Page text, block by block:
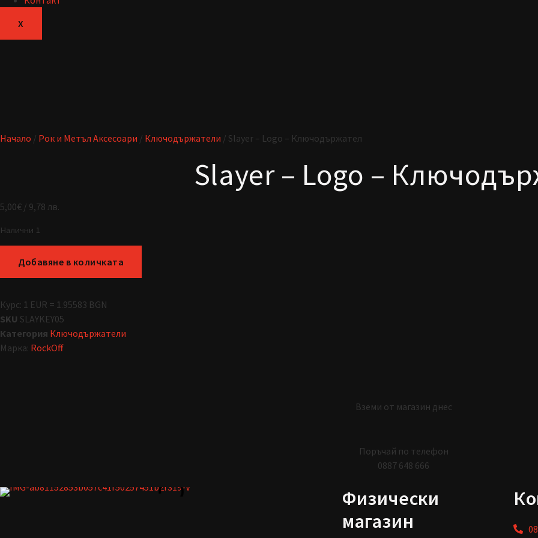
X
Начало / Рок и Метъл Аксесоари / Ключодържатели / Slayer – Logo – Ключодържател
Slayer – Logo –
5,00€ / 9,78 лв.
Налични 1
Добавяне в количката
Курс: 1 EUR = 1.95583 BGN
SKU SLAYKEY05
Категория Ключодържатели
Марка: RockOff
Вземи от магазин днес
Поръчай по телефон
0887 648 666
Физически
магазин